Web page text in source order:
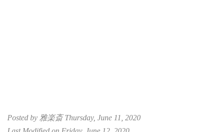
Posted by 雅楽斎 Thursday, June 11, 2020